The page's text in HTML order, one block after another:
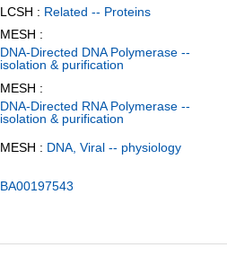
LCSH : Related -- Proteins
MESH :
DNA-Directed DNA Polymerase --
isolation & purification
MESH :
DNA-Directed RNA Polymerase --
isolation & purification
MESH : DNA, Viral -- physiology
BA00197543